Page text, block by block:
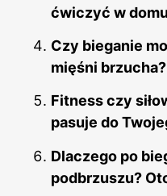
ćwiczyć w
Czy bieganie
mięśni brzucha?
Fitness czy
pasuje do
Dlaczego po
podbrzuszu?